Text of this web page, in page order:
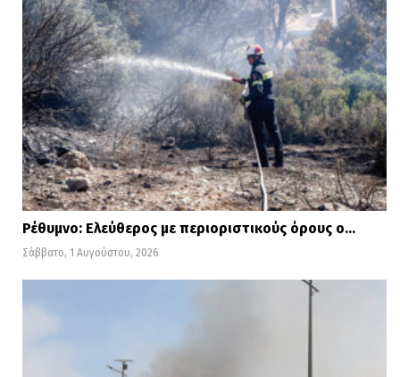
Ρέθυμνο: Ελεύθερος με περιοριστικούς όρους ο…
Σάββατο, 1 Αυγούστου, 2026